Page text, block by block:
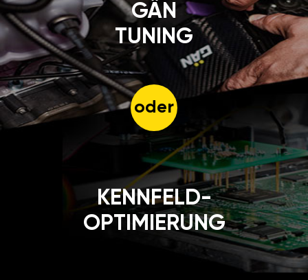
GÄN
TUNING
oder
KENNFELD-
OPTIMIERUNG